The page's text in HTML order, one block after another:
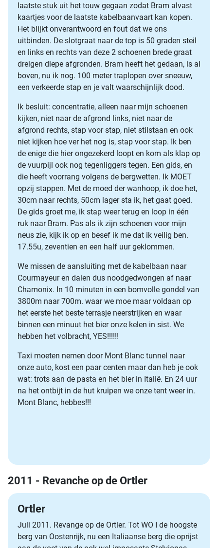
laatste stuk uit het touw gegaan zodat Bram alvast
kaartjes voor de laatste kabelbaanvaart kan kopen.
Het blijkt onverantwoord en fout dat we ons
uitbinden. De slotgraat naar de top is 50 graden steil
en links en rechts van deze 2 schoenen brede graat
dreigen diepe afgronden. Bram heeft het gedaan, is al
boven, nu ik nog. 100 meter traplopen over sneeuw,
een verkeerde stap en je valt waarschijnlijk dood.
Ik besluit: concentratie, alleen naar mijn schoenen
kijken, niet naar de afgrond links, niet naar de
afgrond rechts, stap voor stap, niet stilstaan en ook
niet kijken hoe ver het nog is, stap voor stap. Ik ben
de enige die hier ongezekerd loopt en kom als klap op
de vuurpijl ook nog tegenliggers tegen. Een gids, en
die heeft voorrang volgens de bergwetten. Ik MOET
opzij stappen. Met de moed der wanhoop, ik doe het,
30cm naar rechts, 50cm lager sta ik, het gaat goed.
De gids groet me, ik stap weer terug en loop in één
ruk naar Bram. Pas als ik zijn schoenen voor mijn
neus zie, kijk ik op en besef ik me dat ik veilig ben.
17.55u, zeventien en een half uur geklommen.
We missen de aansluiting met de kabelbaan naar
Courmayeur en dalen dus noodgedwongen af naar
Chamonix. In 10 minuten in een bomvolle gondel van
3800m naar 700m. waar we moe maar voldaan op
het eerste het beste terrasje neerstrijken en waar
binnen een minuut het bier onze kelen in sist. We
hebben het volbracht, YES!!!!!!
Taxi moeten nemen door Mont Blanc tunnel naar
onze auto, kost een paar centen maar dan heb je ook
wat: trots aan de pasta en het bier in Italië. En 24 uur
na het ontbijt in de hut kruipen we onze tent weer in.
Mont Blanc, hebbes!!!
2011 - Revanche op de Ortler
Ortler
Juli 2011. Revange op de Ortler. Tot WO I de hoogste
berg van Oostenrijk, nu een Italiaanse berg die oprijst